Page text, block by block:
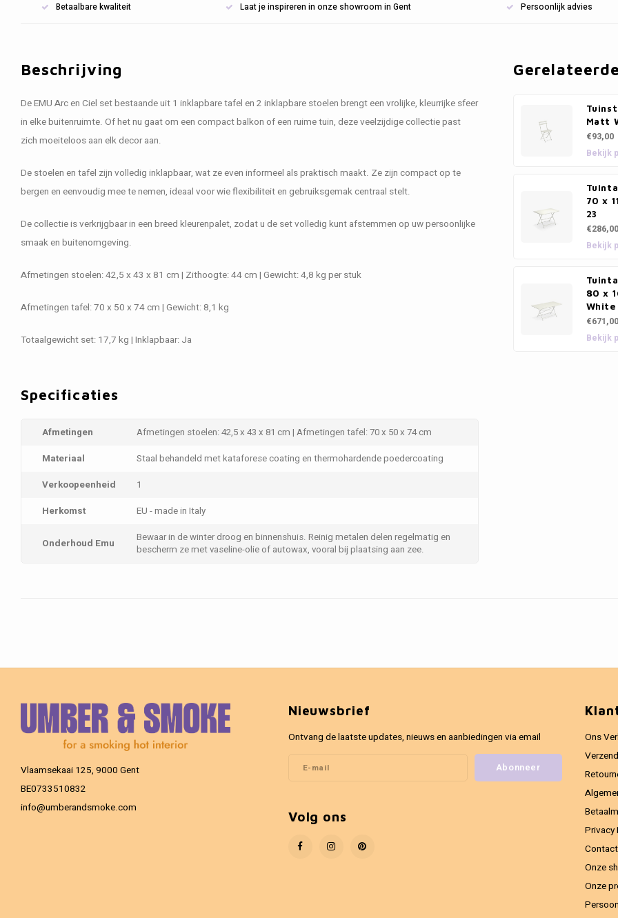
Betaalbare kwaliteit Laat je inspireren in onze showroom in Gent Persoonlijk advies
Beschrijving
De EMU Arc en Ciel set bestaande uit 1 inklapbare tafel en 2 inklapbare stoelen brengt een vrolijke, kleurrijke sfeer
in elke buitenruimte. Of het nu gaat om een compact balkon of een ruime tuin, deze veelzijdige collectie past
zich moeiteloos aan elk decor aan.
De stoelen en tafel zijn volledig inklapbaar, wat ze even informeel als praktisch maakt. Ze zijn compact op te
bergen en eenvoudig mee te nemen, ideaal voor wie flexibiliteit en gebruiksgemak centraal stelt.
De collectie is verkrijgbaar in een breed kleurenpalet, zodat u de set volledig kunt afstemmen op uw persoonlijke
smaak en buitenomgeving.
Afmetingen stoelen: 42,5 x 43 x 81 cm | Zithoogte: 44 cm | Gewicht: 4,8 kg per stuk
Afmetingen tafel: 70 x 50 x 74 cm | Gewicht: 8,1 kg
Totaalgewicht set: 17,7 kg | Inklapbaar: Ja
Specificaties
Afmetingen
Afmetingen stoelen: 42,5 x 43 x 81 cm | Afmetingen tafel: 70 x 50 x 74 cm
Materiaal
Staal behandeld met kataforese coating en thermohardende poedercoating
Verkoopeenheid
1
Herkomst
EU - made in Italy
Onderhoud Emu
Bewaar in de winter droog en binnenshuis. Reinig metalen delen regelmatig en
bescherm ze met vaseline-olie of autowax, vooral bij plaatsing aan zee.
Matt
€93,00
Bekijk
70 x
23
€286,00
Bekijk
80 x
White
€671,00
Bekijk
Vlaamsekaai 125, 9000 Gent
BE0733510832
info@umberandsmoke.com
Nieuwsbrief
Ontvang de laatste updates, nieuws en aanbiedingen via email
Abonneer
Volg ons
Ons
Privacy
Onze
Onze